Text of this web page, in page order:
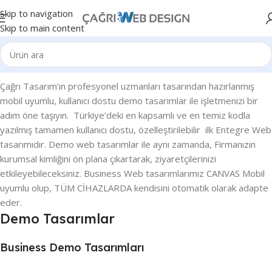
Skip to navigation
Skip to main content
Çağrı Tasarım’ın profesyonel uzmanları tasarından hazırlanmış
mobil uyumlu, kullanıcı dostu demo tasarımlar ile işletmenizi bir
adım öne taşıyın. Türkiye’deki en kapsamlı ve en temiz kodla
yazılmış tamamen kullanıcı dostu, özelleştirilebilir ilk Entegre Web
tasarımıdır. Demo web tasarımlar ile aynı zamanda, Firmanızın
kurumsal kimliğini ön plana çıkartarak, ziyaretçilerinizi
etkileyebileceksiniz. Business Web tasarımlarımız CANVAS Mobil
uyumlu olup, TÜM CİHAZLARDA kendisini otomatik olarak adapte
eder.
Demo Tasarımlar
Business Demo Tasarımları